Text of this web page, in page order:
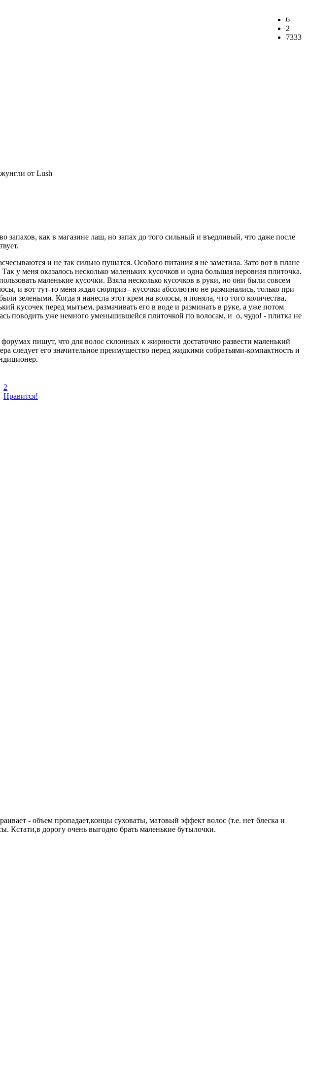
6
2
7333
запахов, как в магазине лаш, но запах до того сильный и въедливый, что даже после
и не так сильно пушатся. Особого питания я не заметила. Зато вот в плане
у меня оказалось несколько маленьких кусочков и одна большая неровная плиточка.
маленькие кусочки. Взяла несколько кусочков в руки, но они были совсем
и вот тут-то меня ждал сюрприз - кусочки абсолютно не разминались, только при
зелеными. Когда я нанесла этот крем на волосы, я поняла, что того количества,
кусочек перед мытьем, размачивать его в воде и разминать в руке, а уже потом
поводить уже немного уменьшившейся плиточкой по волосам, и о, чудо! - плитка не
пишут, что для волос склонных к жирности достаточно развести маленький
его значительное преимущество перед жидкими собратьями-компактность и
2
Нравится!
- объем пропадает,концы суховаты, матовый эффект волос (т.е. нет блеска и
Кстати,в дорогу очень выгодно брать маленькие бутылочки.